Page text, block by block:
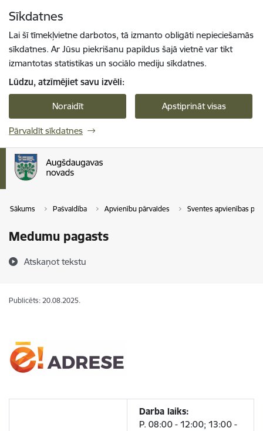
Sīkdatnes
Lai šī tīmekļvietne darbotos, tā izmanto obligāti nepieciešamās
sīkdatnes. Ar Jūsu piekrišanu papildus šajā vietnē var tikt
izmantotas statistikas un sociālo mediju sīkdatnes.
Lūdzu, atzīmējiet savu izvēli:
Noraidīt Apstiprināt visas
Pārvaldīt sīkdatnes
Sākums Pašvaldība Apvienību pārvaldes Sventes apvienības
Medumu pagasts
Atskaņot tekstu
Publicēts: 20.08.2025.
Darba laiks:
P. 08:00 - 12:00; 13:00 -